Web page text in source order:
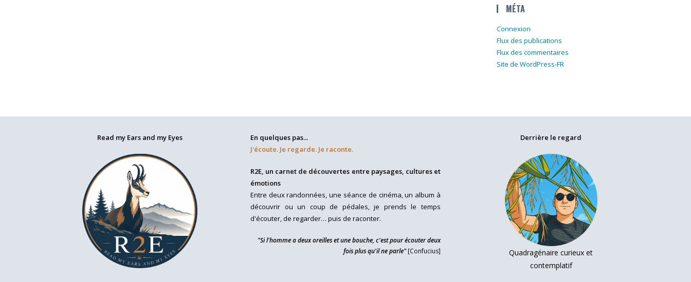
MÉTA
Connexion
Flux des publications
Flux des commentaires
Site de WordPress-FR
Read my Ears and my Eyes
En quelques pas...
J'écoute. Je regarde. Je raconte.
R2E, un carnet de découvertes entre paysages, cultures et
émotions
Entre deux randonnées, une séance de cinéma, un album à
découvrir ou un coup de pédales, je prends le temps
d'écouter, de regarder… puis de raconter.
"Si l'homme a deux oreilles et une bouche, c'est pour écouter deux
fois plus qu'il ne parle"[Confucius]
Derrière le regard
Quadragénaire curieux et
contemplatif